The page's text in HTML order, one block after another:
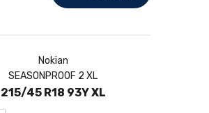
Nokian
SEASONPROOF 2 XL
215/45 R18 93Y XL